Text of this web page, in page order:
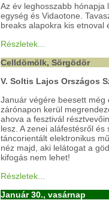
Az év leghosszabb hónapja
egység és Vidaotone.
breaks alapokra kis etnoval
Részletek...
Celldömölk, Sörgödör
V. Soltis Lajos Országos
Január végére beesett még
zárónapon kerül
ahova a fesztivál
lesz. A zenei aláfestésről
táncorientált elektronikus
néz majd, aki lelátogat a
kifogás nem lehet!
Részletek...
Január 30., vasárnap